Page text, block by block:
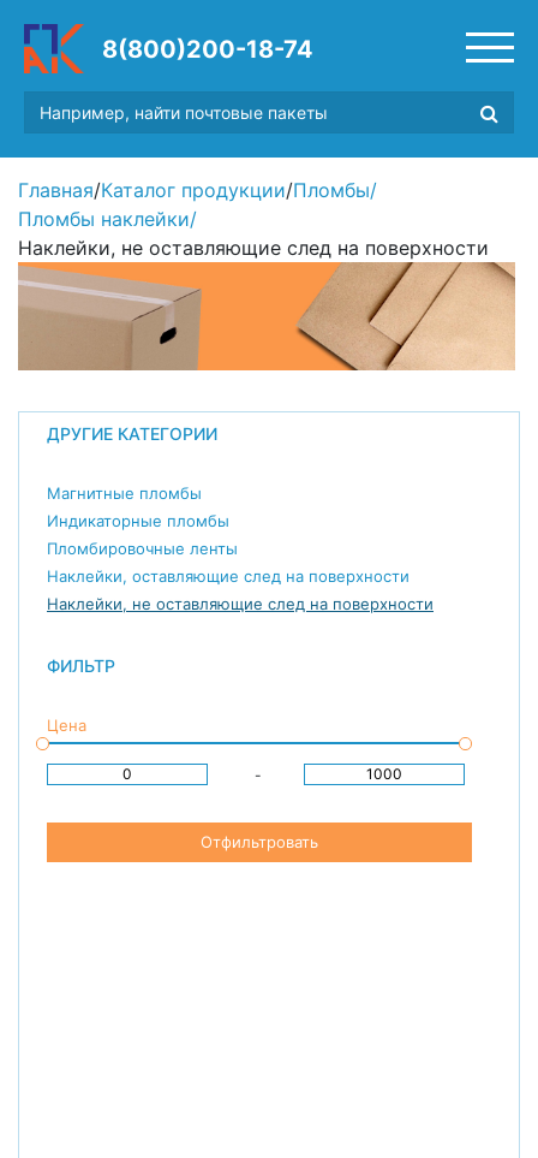
8(800)200-18-74
Главная/Каталог продукции/Пломбы/
Пломбы наклейки/
Наклейки, не оставляющие след на поверхности
ДРУГИЕ КАТЕГОРИИ
Магнитные пломбы
Индикаторные пломбы
Пломбировочные ленты
Наклейки, оставляющие след на поверхности
Наклейки, не оставляющие след на поверхности
ФИЛЬТР
Цена
-
Отфильтровать